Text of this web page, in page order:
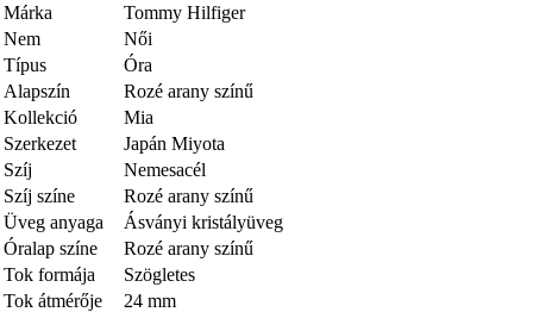
Márka
Tommy Hilfiger
Nem
Női
Típus
Óra
Alapszín
Rozé arany színű
Kollekció
Mia
Szerkezet
Japán Miyota
Szíj
Nemesacél
Szíj színe
Rozé arany színű
Üveg anyaga
Ásványi kristályüveg
Óralap színe
Rozé arany színű
Tok formája
Szögletes
Tok átmérője
24 mm